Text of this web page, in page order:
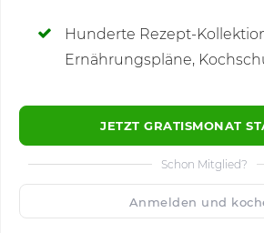
Hunderte Rezept-
Ernährungspläne,
JETZT GRATISMONAT
Schon Mitglied?
Anmelden und
Kommentare(1)
🙂 1500